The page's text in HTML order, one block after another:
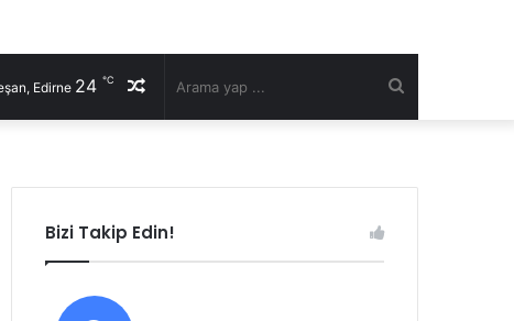
Rastgele
Edirne 24 ℃
Bizi Takip Edin!